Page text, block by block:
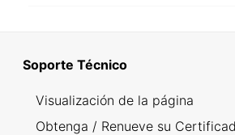
Soporte Técnico
Visualización de la página
Obtenga / Renueve su